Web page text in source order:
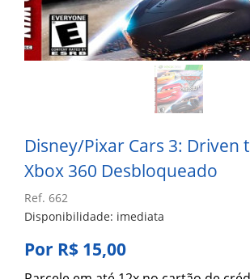
Disney/Pixar Cars 3: Driven
Xbox 360 Desbloqueado
Ref. 662
Disponibilidade: imediata
Por R$ 15,00